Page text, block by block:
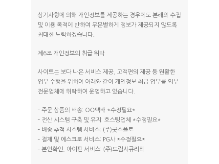
상기사항에 의해 개인정보를 제공하는 경우에도 본래의 수집
및 이용 목적에 반하여 무분별하게 정보가 제공되지 않도록
최대한 노력하겠습니다.
제6조 개인정보의 취급 위탁
사이트는 보다 나은 서비스 제공, 고객편의 제공 등 원활한
업무 수행을 위하여 아래와 같이 개인정보 취급 업무를 외부
전문업체에 위탁하여 운영하고 있습니다.
– 주문 상품의 배송: OO택배 *수정필요*
– 전산 시스템 구축 및 유지: 호스팅업체 *수정필요*
– 배송 추적 시스템 서비스: (주)굿스플로
– 결제 및 에스크로 서비스: PG사 *수정필요*
– 본인확인, 아이핀 서비스: (주)드림시큐리티